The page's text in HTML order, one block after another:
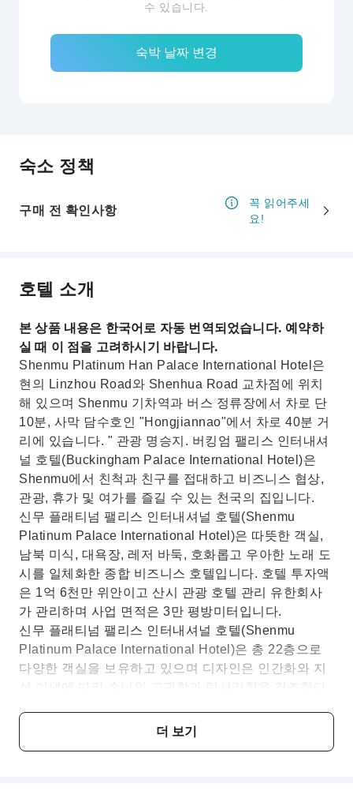
수 있습니다.
숙박 날짜 변경
숙소 정책
구매 전 확인사항
꼭 읽어주세
요!
호텔 소개
본 상품 내용은 한국어로 자동 번역되었습니다. 예약하
실 때 이 점을 고려하시기 바랍니다.
Shenmu Platinum Han Palace International Hotel은
현의 Linzhou Road와 Shenhua Road 교차점에 위치
해 있으며 Shenmu 기차역과 버스 정류장에서 차로 단
10분, 사막 담수호인 "Hongjiannao"에서 차로 40분 거
리에 있습니다. " 관광 명승지. 버킹엄 팰리스 인터내셔
널 호텔(Buckingham Palace International Hotel)은
Shenmu에서 친척과 친구를 접대하고 비즈니스 협상,
관광, 휴가 및 여가를 즐길 수 있는 천국의 집입니다.
신무 플래티넘 팰리스 인터내셔널 호텔(Shenmu
Platinum Palace International Hotel)은 따뜻한 객실,
남북 미식, 대욕장, 레저 바둑, 호화롭고 우아한 노래 도
시를 일체화한 종합 비즈니스 호텔입니다. 호텔 투자액
은 1억 6천만 위안이고 산시 관광 호텔 관리 유한회사
가 관리하며 사업 면적은 3만 평방미터입니다.
신무 플래티넘 팰리스 인터내셔널 호텔(Shenmu
Platinum Palace International Hotel)은 총 22층으로
다양한 객실을 보유하고 있으며 디자인은 인간화와 지
성 이념에 따라 손님의 고귀함과 럭셔리함을 강조한다.
가 갖추어져 있으며, 이곳에 머무는 동안 당신의 고귀하
고 우아한 기질을 마음껏 발휘할 수 있습니다. 22층에
더 보기